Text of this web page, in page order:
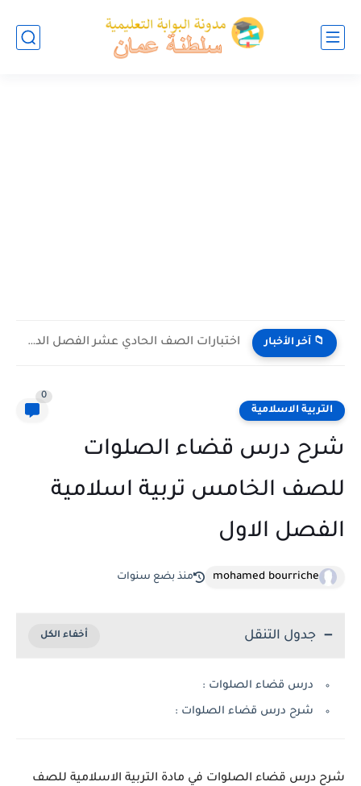
📁 آخر الأخبار اختبارات الصف الحادي عشر الفصل الدراسي الاول والثاني الدور الأول
التربية الاسلامية
0
شرح درس قضاء الصلوات
للصف الخامس تربية اسلامية
الفصل الاول
mohamed bourriche منذ بضع سنوات
جدول التنقل
درس قضاء الصلوات :
شرح درس قضاء الصلوات :
شرح درس قضاء الصلوات في مادة التربية الاسلامية للصف